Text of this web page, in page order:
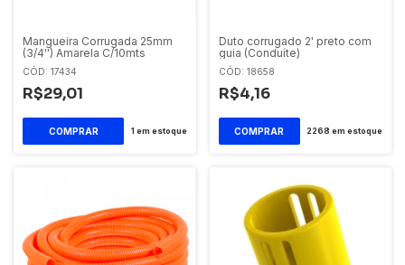
Mangueira Corrugada 25mm
(3/4'') Amarela C/10mts
CÓD: 17434
R$29,01
1 em estoque
Duto corrugado 2' preto com
guia (Conduíte)
CÓD: 18658
R$4,16
2268 em estoque